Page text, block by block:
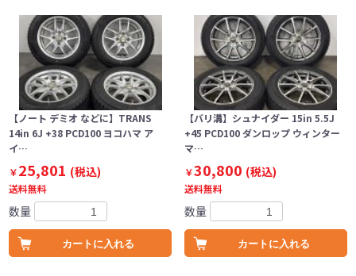
【ノート デミオ などに】TRANS
14in 6J +38 PCD100 ヨコハマ ア
イ…
￥25,801 (税込)
送料無料
数量
カートに入れる
【バリ溝】シュナイダー 15in 5.5J
+45 PCD100 ダンロップ ウィンター
マ…
￥30,800 (税込)
送料無料
数量
カートに入れる